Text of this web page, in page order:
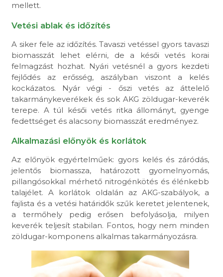
mellett.
Vetési ablak és időzítés
A siker fele az időzítés. Tavaszi vetéssel gyors tavaszi
biomasszát lehet elérni, de a késői vetés korai
felmagzást hozhat. Nyári vetésnél a gyors kezdeti
fejlődés az erősség, aszályban viszont a kelés
kockázatos. Nyár végi - őszi vetés az áttelelő
takarmánykeverékek és sok AKG zöldugar-keverék
terepe. A túl késői vetés ritka állományt, gyenge
fedettséget és alacsony biomasszát eredményez.
Alkalmazási előnyök és korlátok
Az előnyök egyértelműek: gyors kelés és záródás,
jelentős biomassza, határozott gyomelnyomás,
pillangósokkal mérhető nitrogénkötés és élénkebb
talajélet. A korlátok oldalán az AKG-szabályok, a
fajlista és a vetési határidők szűk keretet jelentenek,
a termőhely pedig erősen befolyásolja, milyen
keverék teljesít stabilan. Fontos, hogy nem minden
zöldugar-komponens alkalmas takarmányozásra.